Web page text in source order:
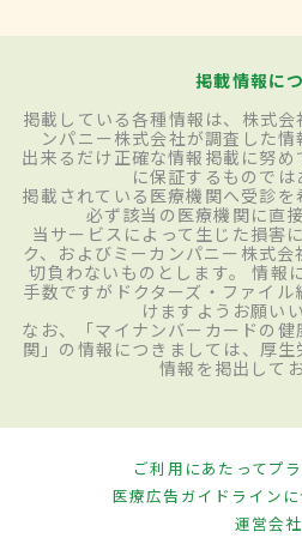
掲載情報に
掲載している各種情報は、株式
ンパニー株式会社が調査した情
出来るだけ正確な情報掲載に努
に保証するものでは
掲載されている医療機関へ受診
必ず該当の医療機関に直
当サービスによって生じた損害
ク、およびミーカンパニー株式
切負わないものとします。 情報
手数ですがドクターズ・ファイ
けますようお願い
なお、「マイナンバーカードの
関」の情報につきましては、厚生
情報を掲出して
ご利用にあたってプ
医療広告ガイドライン
運営会社